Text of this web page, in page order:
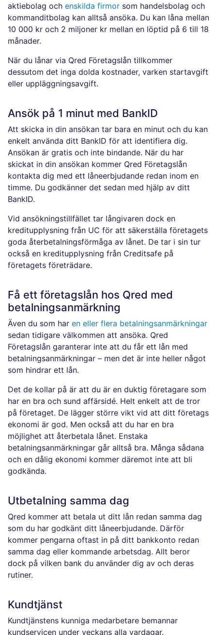
aktiebolag och enskilda firmor som handelsbolag och
kommanditbolag kan alltså ansöka. Du kan låna mellan
10 000 kr och 2 miljoner kr mellan en löptid på 6 till 18
månader.
När du lånar via Qred Företagslån tillkommer
dessutom det inga dolda kostnader, varken startavgift
eller uppläggningsavgift.
Ansök på 1 minut med BankID
Att skicka in din ansökan tar bara en minut och du kan
enkelt använda ditt BankID för att identifiera dig.
Ansökan är gratis och inte bindande. När du har
skickat in din ansökan kommer Qred Företagslån
kontakta dig med ett låneerbjudande redan inom en
timme. Du godkänner det sedan med hjälp av ditt
BankID.
Vid ansökningstillfället tar långivaren dock en
kreditupplysning från UC för att säkerställa företagets
goda återbetalningsförmåga av lånet. De tar i sin tur
också en kreditupplysning från Creditsafe på
företagets företrädare.
Få ett företagslån hos Qred med
betalningsanmärkning
Även du som har en eller flera betalningsanmärkningar
sedan tidigare välkommen att ansöka. Qred
Företagslån garanterar inte att du får ett lån med
betalningsanmärkningar – men det är inte heller något
som hindrar ett lån.
Det de kollar på är att du är en duktig företagare som
har en bra och sund affärsidé. Helt enkelt att de tror
på företaget. De lägger större vikt vid att ditt företags
ekonomi är god. Men också att du har en bra
möjlighet att återbetala lånet. Enstaka
betalningsanmärkningar går alltså bra. Många sådana
och en dålig ekonomi kommer däremot inte att bli
godkända.
Utbetalning samma dag
Qred kommer att betala ut ditt lån redan samma dag
som du har godkänt ditt låneerbjudande. Därför
kommer pengarna oftast in på ditt bankkonto redan
samma dag eller kommande arbetsdag. Allt beror
dock på vilken bank du använder dig av och deras
rutiner.
Kundtjänst
Kundtjänstens kunniga medarbetare bemannar
kundservicen under veckans alla vardagar.